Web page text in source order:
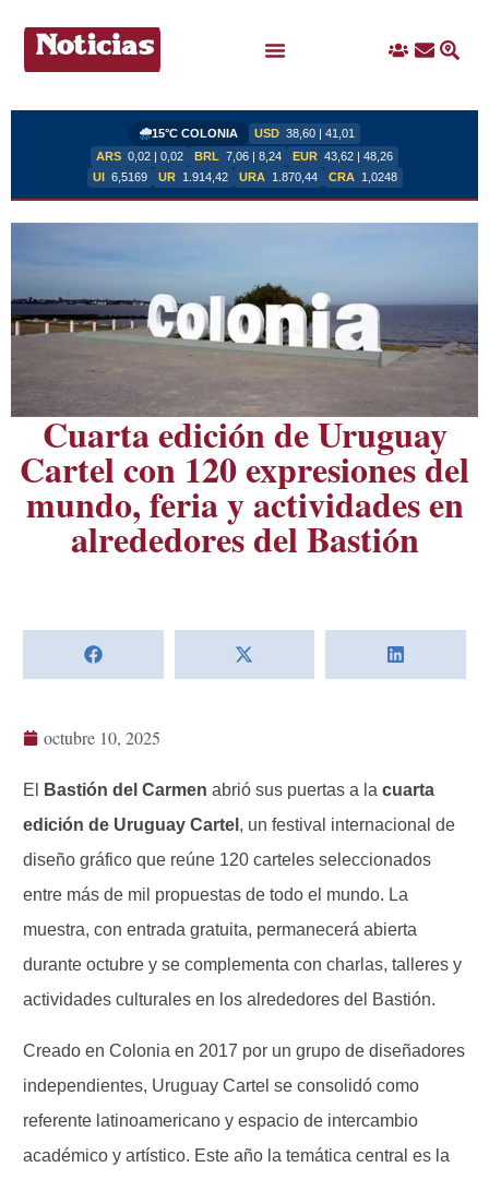
IngresoContacto
15°C COLONIA USD 38,60 | 41,01
ARS 0,02 | 0,02 BRL 7,06 | 8,24 EUR 43,62 | 48,26
UI 6,5169 UR 1.914,42 URA 1.870,44 CRA 1,0248
Cuarta edición de Uruguay
Cartel con 120 expresiones del
mundo, feria y actividades en
alrededores del Bastión
octubre 10, 2025
El Bastión del Carmen abrió sus puertas a la cuarta
edición de Uruguay Cartel , un festival internacional de
diseño gráfico que reúne 120 carteles seleccionados
entre más de mil propuestas de todo el mundo. La
muestra, con entrada gratuita, permanecerá abierta
durante octubre y se complementa con charlas, talleres y
actividades culturales en los alrededores del Bastión.
Creado en Colonia en 2017 por un grupo de diseñadores
independientes, Uruguay Cartel se consolidó como
referente latinoamericano y espacio de intercambio
académico y artístico. Este año la temática central es la